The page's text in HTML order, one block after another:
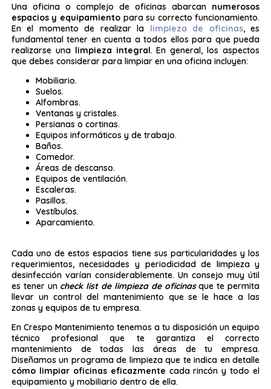
Una oficina o complejo de oficinas abarcan numerosos
espacios y equipamientopara su correcto funcionamiento.
En el momento de realizar la limpieza de oficinas, es
fundamental tener en cuenta a todos ellos para que pueda
realizarse una limpieza integral. En general, los aspectos
que debes considerar para limpiar en una oficina incluyen:
Mobiliario.
Suelos.
Alfombras.
Ventanas y cristales.
Persianas o cortinas.
Equipos informáticos y de trabajo.
Baños.
Comedor.
Áreas de descanso.
Equipos de ventilación.
Escaleras.
Pasillos.
Vestíbulos.
Aparcamiento.
Cada uno de estos espacios tiene sus particularidades y los
requerimientos, necesidades y periodicidad de limpieza y
desinfección varían considerablemente. Un consejo muy útil
es tener un check list de limpieza de oficinasque te permita
llevar un control del mantenimiento que se le hace a las
zonas y equipos de tu empresa.
En Crespo Mantenimiento tenemos a tu disposición un equipo
técnico profesional que te garantiza el correcto
mantenimiento de todas las áreas de tu empresa.
Diseñamos un programa de limpieza que te indica en detalle
cómo limpiar oficinas eficazmente cada rincón y todo el
equipamiento y mobiliario dentro de ella.